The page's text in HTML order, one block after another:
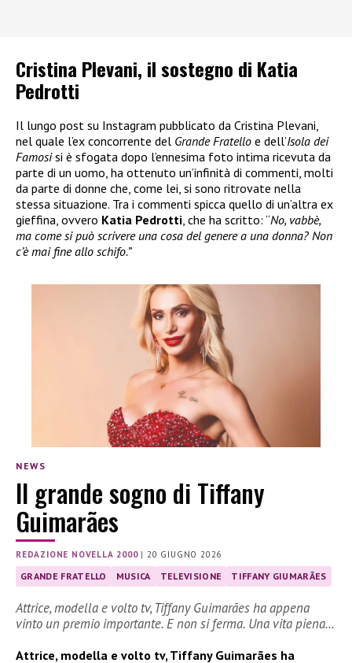
Cristina Plevani, il sostegno di Katia
Pedrotti
Il lungo post su Instagram pubblicato da Cristina Plevani,
nel quale l’ex concorrente del Grande Fratello e dell’Isola dei
Famosisi è sfogata dopo l’ennesima foto intima ricevuta da
parte di un uomo, ha ottenuto un’infinità di commenti, molti
da parte di donne che, come lei, si sono ritrovate nella
stessa situazione. Tra i commenti spicca quello di un’altra ex
gieffina, ovvero Katia Pedrotti, che ha scritto: “No, vabbè,
ma come si può scrivere una cosa del genere a una donna? Non
c’è mai fine allo schifo.”
NEWS
Il grande sogno di Tiffany
Guimarães
REDAZIONE NOVELLA 2000|20 GIUGNO 2026
GRANDE FRATELLO MUSICA TELEVISIONE TIFFANY GIUMARÃES
Attrice, modella e volto tv, Tiffany Guimarães ha appena
vinto un premio importante. E non si ferma. Una vita piena…
Attrice, modella e volto tv, Tiffany Guimarães ha